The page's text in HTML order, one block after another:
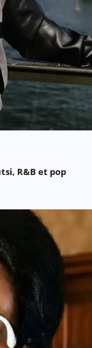
R&B et pop